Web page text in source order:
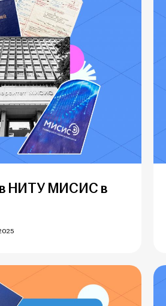
в НИТУ МИСИС в